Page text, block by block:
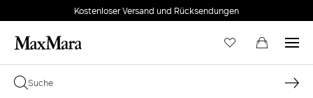
Kostenloser Versand und Rücksendungen